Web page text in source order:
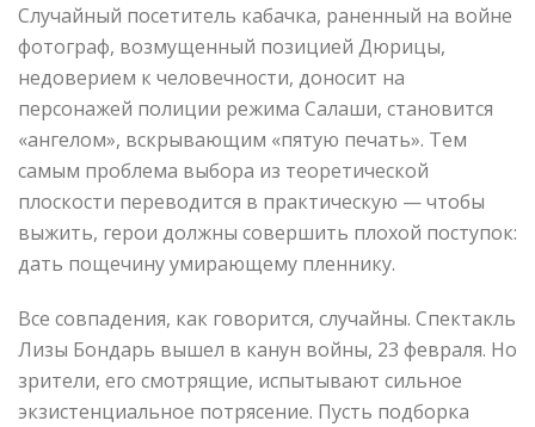
Случайный посетитель кабачка, раненный на войне
фотограф, возмущенный позицией Дюрицы,
недоверием к человечности, доносит на
персонажей полиции режима Салаши, становится
«ангелом», вскрывающим «пятую печать». Тем
самым проблема выбора из теоретической
плоскости переводится в практическую — чтобы
выжить, герои должны совершить плохой поступок:
дать пощечину умирающему пленнику.
Все совпадения, как говорится, случайны. Спектакль
Лизы Бондарь вышел в канун войны, 23 февраля. Но
зрители, его смотрящие, испытывают сильное
экзистенциальное потрясение. Пусть подборка